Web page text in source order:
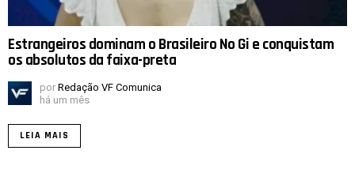
Estrangeiros dominam o Brasileiro No Gi e conquistam
os absolutos da faixa-preta
por Redação VF Comunica
há um mês
LEIA MAIS